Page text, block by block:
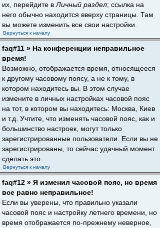
их, перейдите в Личный раздел; ссылка на
него обычно находится вверху страницы. Там
вы можете изменить все свои настройки.
Вернуться к началу
faq#11 » На конференции неправильное
время!
Возможно, отображается время, относящееся
к другому часовому поясу, а не к тому, в
котором находитесь вы. В этом случае
измените в личных настройках часовой пояс
на тот, в котором вы находитесь: Москва, Киев
и т.д. Учтите, что изменять часовой пояс, как и
большинство настроек, могут только
зарегистрированные пользователи. Если вы не
зарегистрированы, то сейчас удачный момент
сделать это.
Вернуться к началу
faq#12 » Я изменил часовой пояс, но время
все равно неправильное!
Если вы уверены, что правильно указали
часовой пояс и настройку летнего времени, но
время отображается по-прежнему неверное,